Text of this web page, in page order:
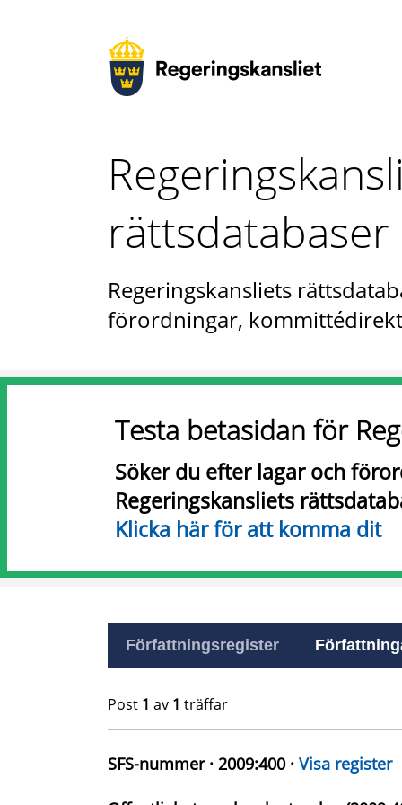
rättsdatabaser
Regeringskansliets
förordningar,
Testa betasidan för
Söker du efter lagar och
Regeringskansliets
Klicka här för att komma dit
Författningsregister
Post 1 av 1 träffar
SFS-nummer · 2009:400 · Visa register